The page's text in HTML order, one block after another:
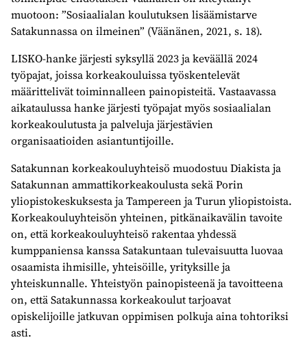
muotoon: ”Sosiaalialan koulutuksen lisäämistarve
Satakunnassa on ilmeinen” (Väänänen, 2021, s. 18).
LISKO-hanke järjesti syksyllä 2023 ja keväällä 2024
työpajat, joissa korkeakouluissa työskentelevät
määrittelivät toiminnalleen painopisteitä. Vastaavassa
aikataulussa hanke järjesti työpajat myös sosiaalialan
korkeakoulutusta ja palveluja järjestävien
organisaatioiden asiantuntijoille.
Satakunnan korkeakouluyhteisö muodostuu Diakista ja
Satakunnan ammattikorkeakoulusta sekä Porin
yliopistokeskuksesta ja Tampereen ja Turun yliopistoista.
Korkeakouluyhteisön yhteinen, pitkänaikavälin tavoite
on, että korkeakouluyhteisö rakentaa yhdessä
kumppaniensa kanssa Satakuntaan tulevaisuutta luovaa
osaamista ihmisille, yhteisöille, yrityksille ja
yhteiskunnalle. Yhteistyön painopisteenä ja tavoitteena
on, että Satakunnassa korkeakoulut tarjoavat
opiskelijoille jatkuvan oppimisen polkuja aina tohtoriksi
asti.